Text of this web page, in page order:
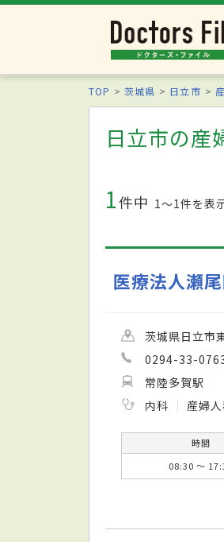
TOP 茨城県 日立市
日立市の産
1件中 1〜1件を表
医療法人瀬
茨城県日立市
0294-33-
常陸多賀駅
内科
産婦
時間
08:30 ～